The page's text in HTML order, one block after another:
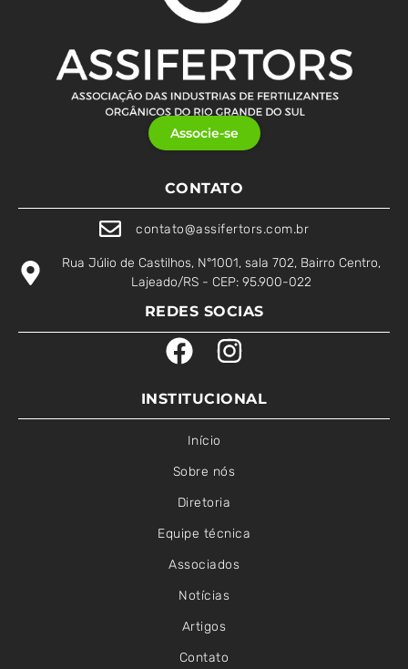
Associe-se
CONTATO
contato@assifertors.com.br
Rua Júlio de Castilhos, N°1001, sala 702, Bairro Centro,
Lajeado/RS - CEP: 95.900-022
REDES SOCIAS
INSTITUCIONAL
Início
Sobre nós
Diretoria
Equipe técnica
Associados
Notícias
Artigos
Contato